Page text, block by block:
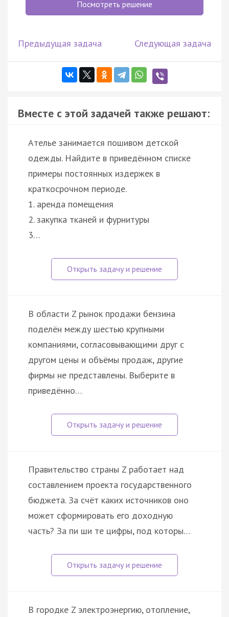
Посмотреть решение
Предыдущая задача Следующая задача
Вместе с этой задачей также решают:
Ателье занимается пошивом детской
одежды. Найдите в приведённом списке
примеры постоянных издержек в
краткосрочном периоде.
1. аренда помещения
2. закупка тканей и фурнитуры
3…
В области Z рынок продажи бензина
поделён между шестью крупными
компаниями, согласовывающими друг с
другом цены и объёмы продаж, другие
фирмы не представлены. Выберите в
приведённо…
Правительство страны Z работает над
составлением проекта государственного
бюджета. За счёт каких источников оно
может сформировать его доходную
часть? За пи ши те цифры, под которы…
В городке Z электроэнергию, отопление,